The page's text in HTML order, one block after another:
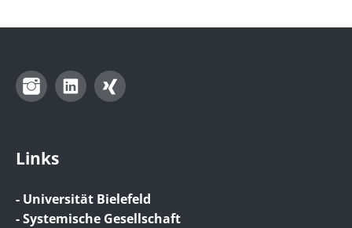
InstagramLinkedIn
Links
- Universität Bielefeld
- Systemische Gesellschaft